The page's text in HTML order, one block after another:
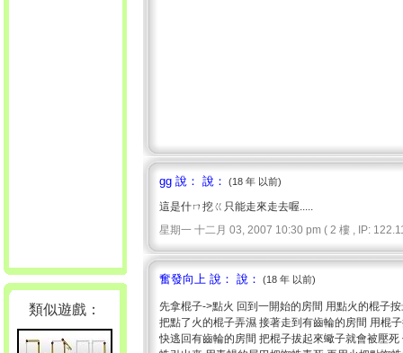
類似遊戲：
gg 說： 說： (18 年 以前)
這是什ㄇ挖ㄍ只能走來走去喔.....
星期一 十二月 03, 2007 10:30 pm ( 2 樓 , IP:
奮發向上 說： 說： (18 年 以前)
先拿棍子->點火 回到一開始的房間 用點火的棍子
把點了火的棍子弄濕 接著走到有齒輪的房間 用棍
快逃回有齒輪的房間 把棍子拔起來蠍子就會被壓